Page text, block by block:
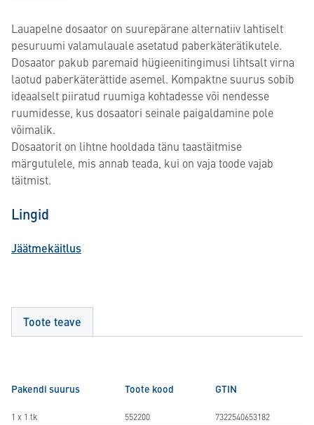
Lauapelne dosaator on suurepärane alternatiiv lahtiselt
pesuruumi valamulauale asetatud paberkäterätikutele.
Dosaator pakub paremaid hügieenitingimusi lihtsalt virna
laotud paberkäterättide asemel. Kompaktne suurus sobib
ideaalselt piiratud ruumiga kohtadesse või nendesse
ruumidesse, kus dosaatori seinale paigaldamine pole
võimalik.
Dosaatorit on lihtne hooldada tänu taastäitmise
märgutulele, mis annab teada, kui on vaja toode vajab
täitmist.
Lingid
Jäätmekäitlus
Toote teave
Pakendi suurus Toote kood GTIN
1 x 1 tk 552200 7322540653182